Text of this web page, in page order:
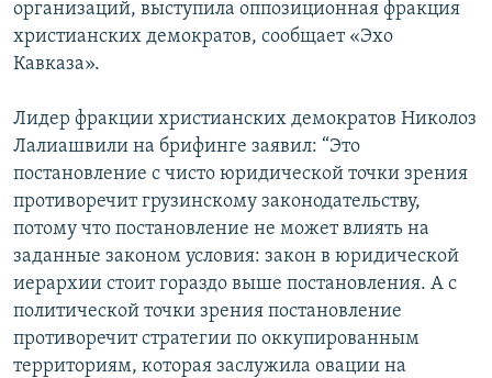
ЭЕ/АРнун бардык сайттары
организаций, выступила оппозиционная фракция
христианских демократов, сообщает «Эхо
Кавказа».
Лидер фракции христианских демократов Николоз
Лалиашвили на брифинге заявил: “Это
постановление с чисто юридической точки зрения
противоречит грузинскому законодательству,
потому что постановление не может влиять на
заданные законом условия: закон в юридической
иерархии стоит гораздо выше постановления. А с
политической точки зрения постановление
противоречит стратегии по оккупированным
территориям, которая заслужила овации на